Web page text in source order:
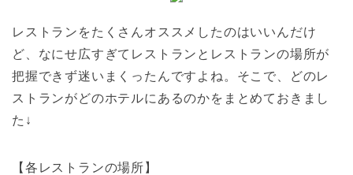
レストランをたくさんオススメしたのはいいんだけ
ど、なにせ広すぎてレストランとレストランの場所が
把握できず迷いまくったんですよね。そこで、どのレ
ストランがどのホテルにあるのかをまとめておきまし
た↓
【各レストランの場所】